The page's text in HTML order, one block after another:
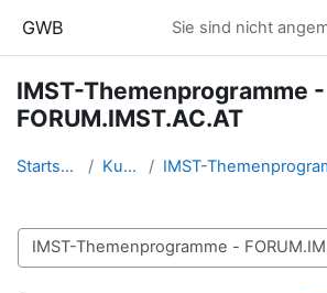
GWB Sie sind nicht
IMST-Themenprogramme -
FORUM.IMST.AC.AT
Startseite Kurse
Kursbereiche